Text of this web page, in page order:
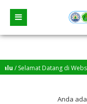
/ Selamat Datang di
Anda